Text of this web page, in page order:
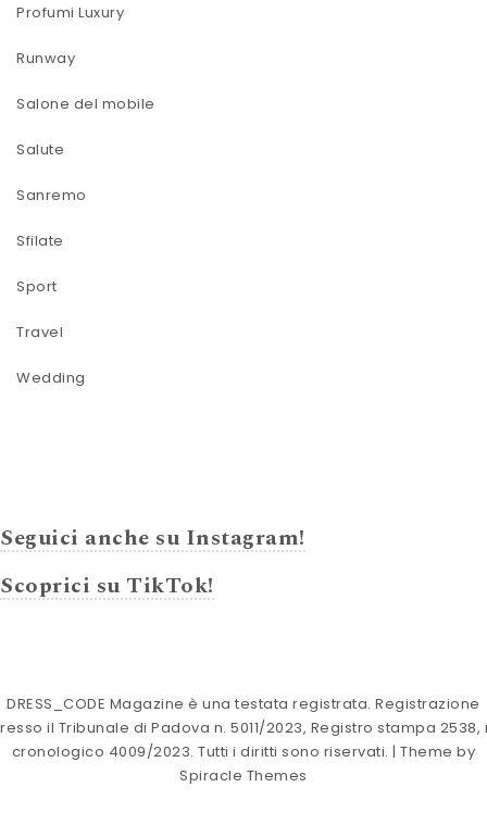
Profumi Luxury
Runway
Salone del mobile
Salute
Sanremo
Sfilate
Sport
Travel
Wedding
Seguici anche su Instagram!
Scoprici su TikTok!
DRESS_CODE Magazine è una testata registrata. Registrazione
il Tribunale di Padova n. 5011/2023, Registro stampa 2538,
cronologico 4009/2023. Tutti i diritti sono riservati. | Theme by
Spiracle Themes